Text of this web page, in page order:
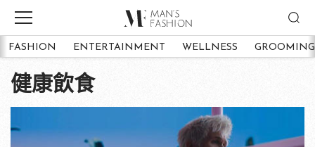
FASHION ENTERTAINMENT WELLNESS GROOMING
健康飲食